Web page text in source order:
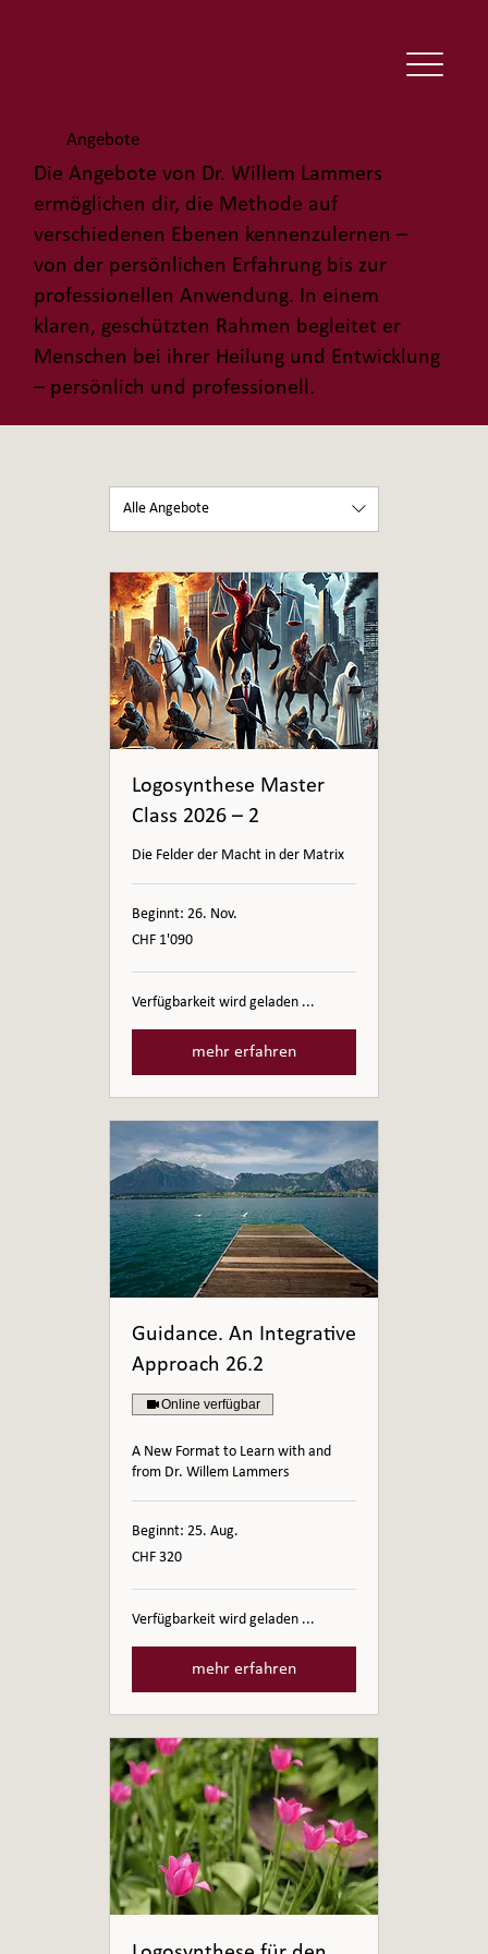
Angebote
Die Angebote von Dr. Willem Lammers
ermöglichen dir, die Methode auf
verschiedenen Ebenen kennenzulernen –
von der persönlichen Erfahrung bis zur
professionellen Anwendung. In einem
klaren, geschützten Rahmen begleitet er
Menschen bei ihrer Heilung und Entwicklung
– persönlich und professionell.
Alle Angebote
Logosynthese Master
Class 2026 – 2
Die Felder der Macht in der Matrix
Beginnt: 26. Nov.
1'090
Schweizer
CHF 1'090
Verfügbarkeit wird geladen ...
mehr erfahren
Guidance. An Integrative
Approach 26.2
Online verfügbar
A New Format to Learn with and
from Dr. Willem Lammers
Beginnt: 25. Aug.
320
Schweizer
CHF 320
Verfügbarkeit wird geladen ...
mehr erfahren